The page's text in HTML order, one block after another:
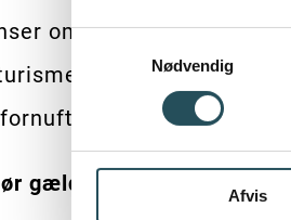
Samtykkevalg
Nødvendig
Afvis
omfanget af udvidet
og
genåbning.
gælde begge veje